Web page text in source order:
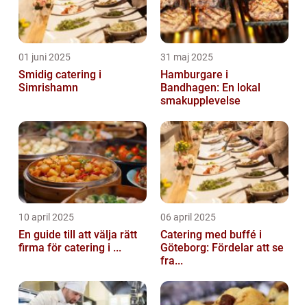
01 juni 2025
Smidig catering i
Simrishamn
31 maj 2025
Hamburgare i
Bandhagen: En lokal
smakupplevelse
10 april 2025
En guide till att välja rätt
firma för catering i ...
06 april 2025
Catering med buffé i
Göteborg: Fördelar att se
fra...